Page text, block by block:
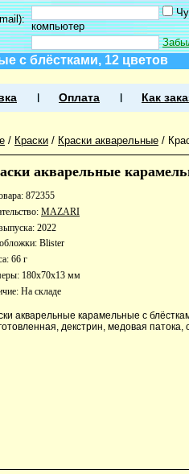
компьютер
с блёстками, 12 цветов
Оплата Как
/ Краски / Краски акварельные /
акварельные
872355
MAZARI
2022
Blister
66 г
180x70x13 мм
На складе
акварельные карамельные с
декстрин, медовая